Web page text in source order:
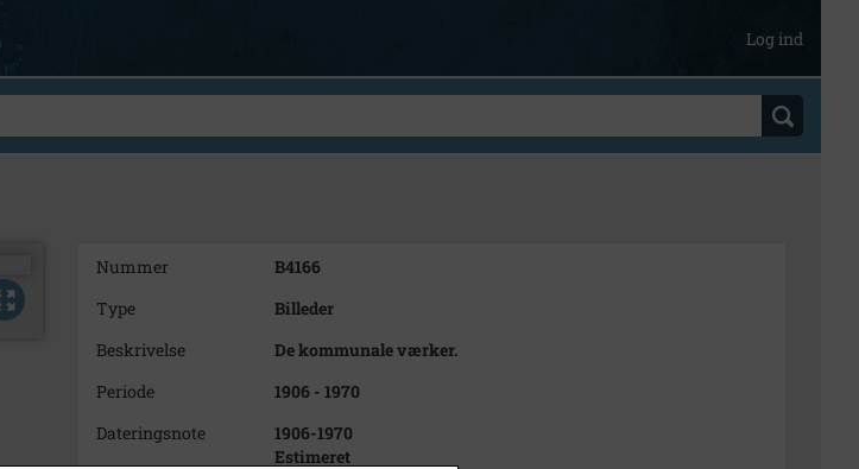
Log ind
Nummer
B4166
Type
Billeder
Beskrivelse
De kommunale værker.
Periode
1906 - 1970
Dateringsnote
1906-1970
Estimeret